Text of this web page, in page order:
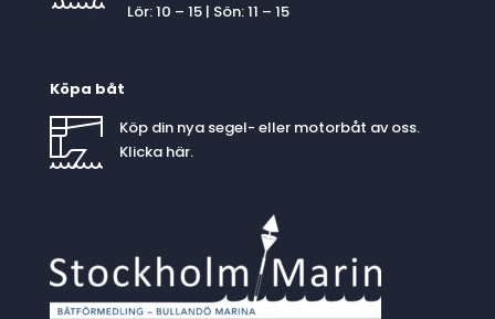
Lör: 10 – 15 | Sön: 11 – 15
Köpa båt
Köp din nya segel- eller motorbåt av oss.
Klicka här.